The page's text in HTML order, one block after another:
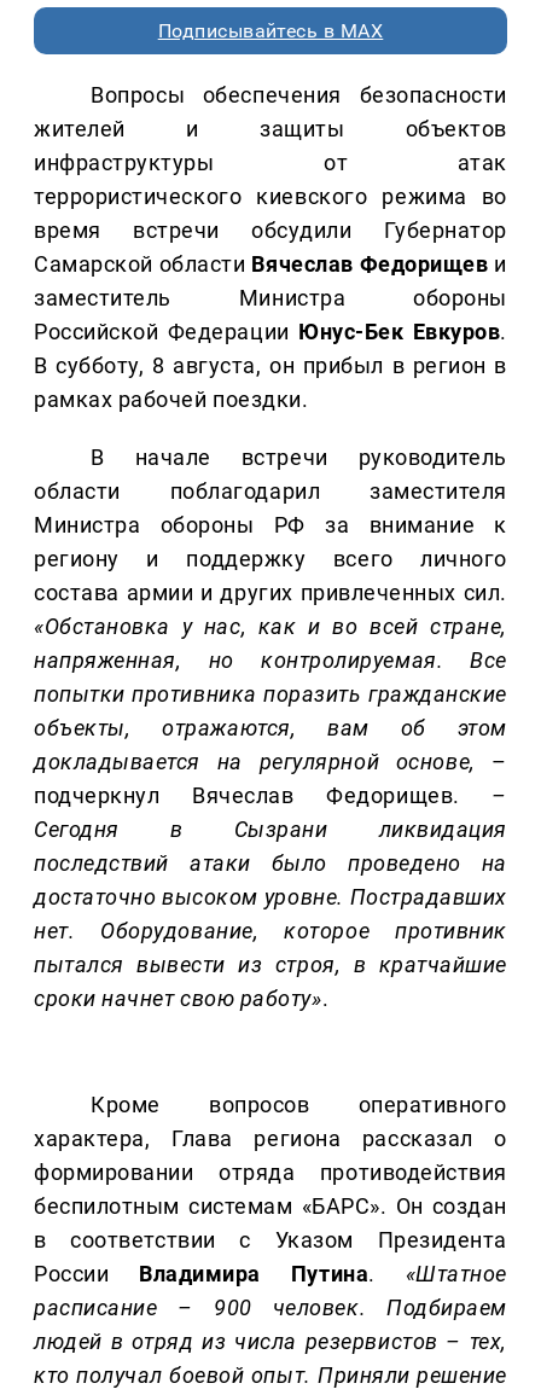
Подписывайтесь в MAX
Вопросы обеспечения безопасности
жителей и защиты объектов
инфраструктуры от атак
террористического киевского режима во
время встречи обсудили Губернатор
Самарской области Вячеслав Федорищев и
заместитель Министра обороны
Российской Федерации Юнус-Бек Евкуров.
В субботу, 8 августа, он прибыл в регион в
рамках рабочей поездки.
В начале встречи руководитель
области поблагодарил заместителя
Министра обороны РФ за внимание к
региону и поддержку всего личного
состава армии и других привлеченных сил.
«Обстановка у нас, как и во всей стране,
напряженная, но контролируемая. Все
попытки противника поразить гражданские
объекты, отражаются, вам об этом
докладывается на регулярной основе,
–
подчеркнул Вячеслав Федорищев. –
Сегодня в Сызрани ликвидация
последствий атаки было проведено на
достаточно высоком уровне. Пострадавших
нет. Оборудование, которое противник
пытался вывести из строя, в кратчайшие
сроки начнет свою работу».
Кроме вопросов оперативного
характера, Глава региона рассказал о
формировании отряда противодействия
беспилотным системам «БАРС». Он создан
в соответствии с Указом Президента
России Владимира Путина. «Штатное
расписание – 900 человек. Подбираем
людей в отряд из числа резервистов – тех,
кто получал боевой опыт. Приняли решение